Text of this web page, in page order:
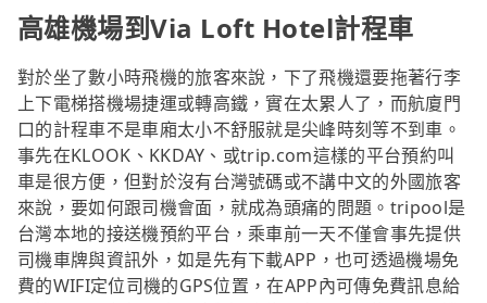
高雄機場到Via Loft Hotel計程車
對於坐了數小時飛機的旅客來說，下了飛機還要拖著行李
上下電梯搭機場捷運或轉高鐵，實在太累人了，而航廈門
口的計程車不是車廂太小不舒服就是尖峰時刻等不到車。
事先在KLOOK、KKDAY、或trip.com這樣的平台預約叫
車是很方便，但對於沒有台灣號碼或不講中文的外國旅客
來說，要如何跟司機會面，就成為頭痛的問題。tripool是
台灣本地的接送機預約平台，乘車前一天不僅會事先提供
司機車牌與資訊外，如是先有下載APP，也可透過機場免
費的WIFI定位司機的GPS位置，在APP內可傳免費訊息給